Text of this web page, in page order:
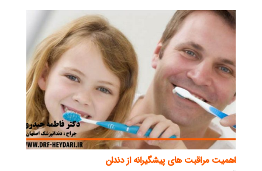
اهمیت مراقبت های پیشگیرانه از دندان